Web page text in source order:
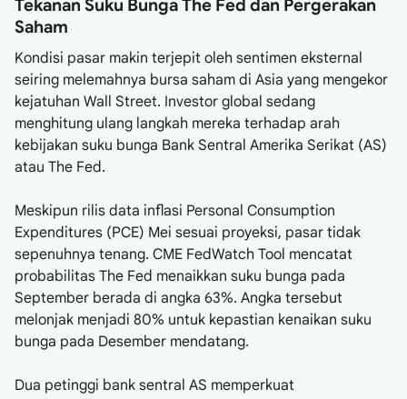
Tekanan Suku Bunga The Fed dan Pergerakan
Saham
Kondisi pasar makin terjepit oleh sentimen eksternal
seiring melemahnya bursa saham di Asia yang mengekor
kejatuhan Wall Street. Investor global sedang
menghitung ulang langkah mereka terhadap arah
kebijakan suku bunga Bank Sentral Amerika Serikat (AS)
atau The Fed.
Meskipun rilis data inflasi Personal Consumption
Expenditures (PCE) Mei sesuai proyeksi, pasar tidak
sepenuhnya tenang. CME FedWatch Tool mencatat
probabilitas The Fed menaikkan suku bunga pada
September berada di angka 63%. Angka tersebut
melonjak menjadi 80% untuk kepastian kenaikan suku
bunga pada Desember mendatang.
Dua petinggi bank sentral AS memperkuat